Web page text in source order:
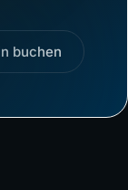
buchen